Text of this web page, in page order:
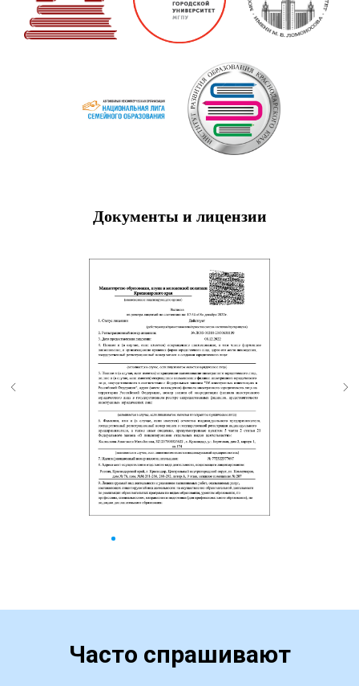
Документы и лицензии
Часто спрашивают